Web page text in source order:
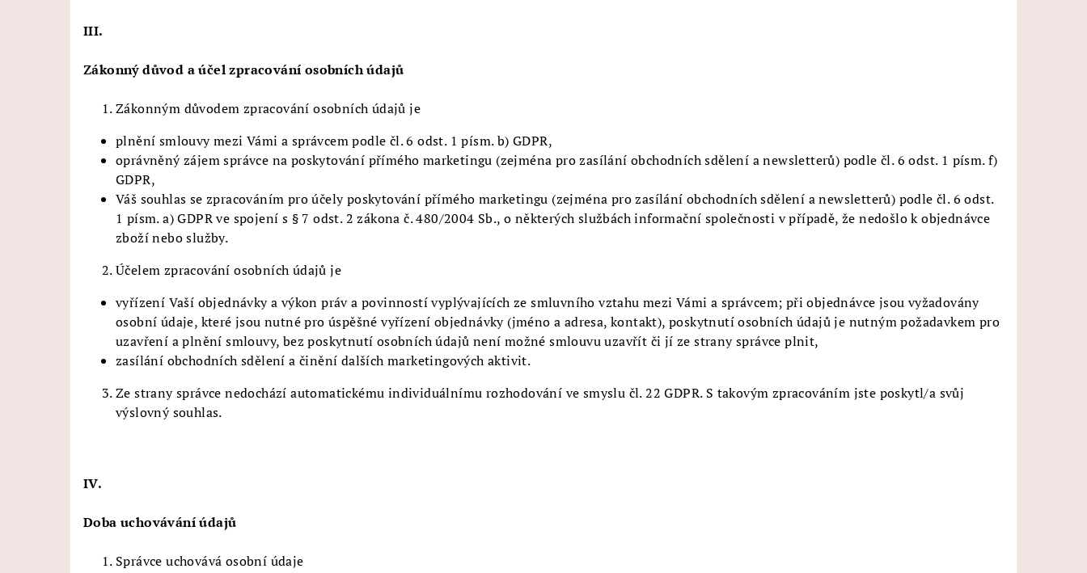
III.
Zákonný důvod a účel zpracování osobních údajů
Zákonným důvodem zpracování osobních údajů je
plnění smlouvy mezi Vámi a správcem podle čl. 6 odst. 1 písm. b) GDPR,
oprávněný zájem správce na poskytování přímého marketingu (zejména pro zasílání obchodních sdělení a newsletterů) podle čl. 6 odst. 1 písm. f)
GDPR,
Váš souhlas se zpracováním pro účely poskytování přímého marketingu (zejména pro zasílání obchodních sdělení a newsletterů) podle čl. 6 odst.
1 písm. a) GDPR ve spojení s § 7 odst. 2 zákona č. 480/2004 Sb., o některých službách informační společnosti v případě, že nedošlo k objednávce
zboží nebo služby.
Účelem zpracování osobních údajů je
vyřízení Vaší objednávky a výkon práv a povinností vyplývajících ze smluvního vztahu mezi Vámi a správcem; při objednávce jsou vyžadovány
osobní údaje, které jsou nutné pro úspěšné vyřízení objednávky (jméno a adresa, kontakt), poskytnutí osobních údajů je nutným požadavkem pro
uzavření a plnění smlouvy, bez poskytnutí osobních údajů není možné smlouvu uzavřít či jí ze strany správce plnit,
zasílání obchodních sdělení a činění dalších marketingových aktivit.
Ze strany správce nedochází automatickému individuálnímu rozhodování ve smyslu čl. 22 GDPR. S takovým zpracováním jste poskytl/a svůj
výslovný souhlas.
IV.
Doba uchovávání údajů
Správce uchovává osobní údaje